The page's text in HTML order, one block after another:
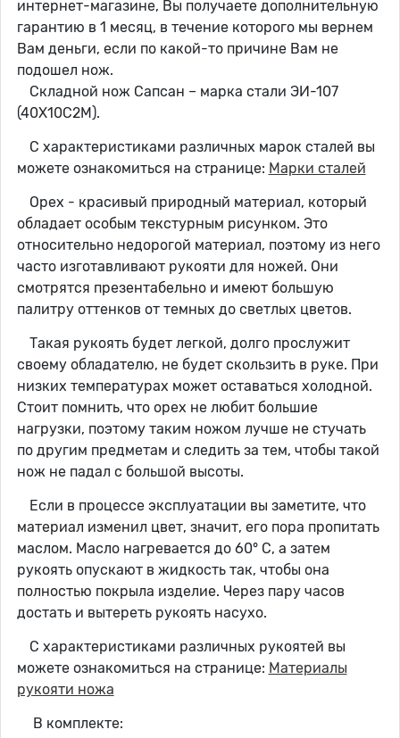
интернет-магазине, Вы получаете дополнительную
гарантию в 1 месяц, в течение которого мы вернем
Вам деньги, если по какой-то причине Вам не
подошел нож.
Складной нож Сапсан – марка стали ЭИ-107
(40Х10С2М).
С характеристиками различных марок сталей вы
можете ознакомиться на странице: Марки сталей
Орех - красивый природный материал, который
обладает особым текстурным рисунком. Это
относительно недорогой материал, поэтому из него
часто изготавливают рукояти для ножей. Они
смотрятся презентабельно и имеют большую
палитру оттенков от темных до светлых цветов.
Такая рукоять будет легкой, долго прослужит
своему обладателю, не будет скользить в руке. При
низких температурах может оставаться холодной.
Стоит помнить, что орех не любит большие
нагрузки, поэтому таким ножом лучше не стучать
по другим предметам и следить за тем, чтобы такой
нож не падал с большой высоты.
Если в процессе эксплуатации вы заметите, что
материал изменил цвет, значит, его пора пропитать
маслом. Масло нагревается до 60° C, а затем
рукоять опускают в жидкость так, чтобы она
полностью покрыла изделие. Через пару часов
достать и вытереть рукоять насухо.
С характеристиками различных рукоятей вы
можете ознакомиться на странице: Материалы
рукояти ножа
В комплекте: